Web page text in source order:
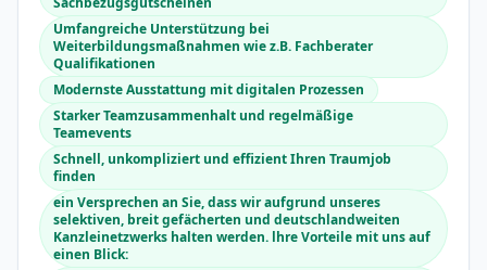
Umfangreiche Unterstützung bei
Weiterbildungsmaßnahmen wie z.B. Fachberater
Qualifikationen
Modernste Ausstattung mit digitalen Prozessen
Starker Teamzusammenhalt und regelmäßige
Teamevents
Schnell, unkompliziert und effizient Ihren Traumjob
finden
ein Versprechen an Sie, dass wir aufgrund unseres
selektiven, breit gefächerten und deutschlandweiten
Kanzleinetzwerks halten werden. lhre Vorteile mit uns auf
einen Blick: